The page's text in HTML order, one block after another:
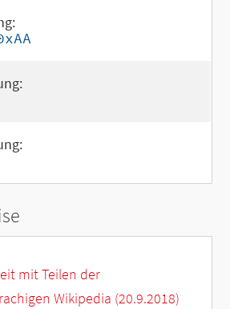
mit Teilen der
Wikipedia (20.9.2018)